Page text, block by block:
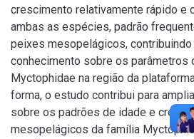
crescimento relativamente rápido e
ambas as espécies, padrão
peixes mesopelágicos, contribuindo
conhecimento sobre os parâmetros
Myctophidae na região da
forma, o estudo contribui para
sobre os padrões de idade e
mesopelágicos da família